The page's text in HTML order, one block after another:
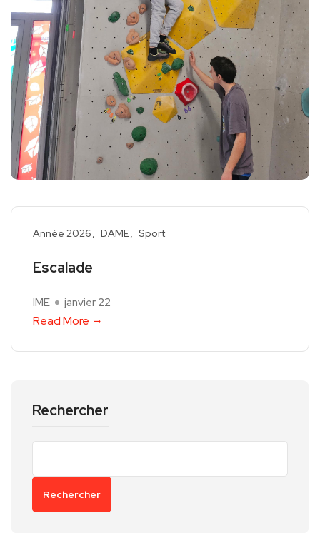
Année 2026 DAME Sport
Escalade
IME janvier 22
Read More
Rechercher
Rechercher